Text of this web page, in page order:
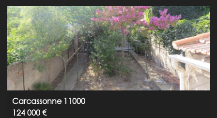
Carcassonne 11000
124 000 €